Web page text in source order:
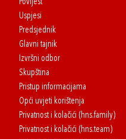
Povijest
Uspjesi
Predsjednik
Glavni tajnik
Izvršni odbor
Skupština
Pristup informacijama
Opći uvjeti korištenja
Privatnost i kolačići (hns.family)
Privatnost i kolačići (hns.team)